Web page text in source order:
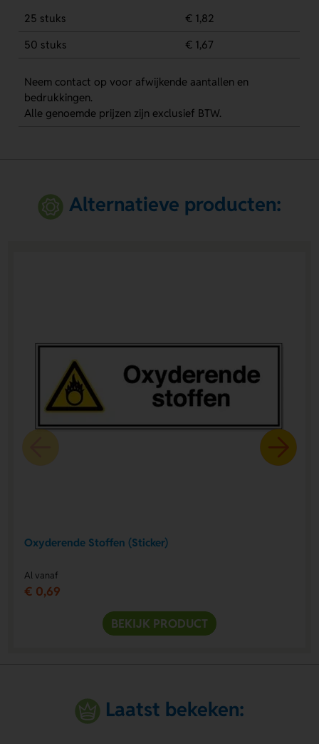
25 stuks
€ 1,82
50 stuks
€ 1,67
Neem contact op voor afwijkende aantallen en
bedrukkingen.
Alle genoemde prijzen zijn exclusief BTW.
Alternatieve producten:
Oxyderende Stoffen (Sticker)
Al vanaf
€ 0,69
BEKIJK PRODUCT
Laatst bekeken: